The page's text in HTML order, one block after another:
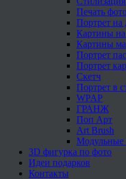
Печать
Портрет на
Картины на
Картины
Портрет
Портрет
Скетч
Портрет в
WPAP
ГРАНЖ
Поп Арт
Art Brush
Модульные
3D фигурка по фото
Идеи подарков
Контакты